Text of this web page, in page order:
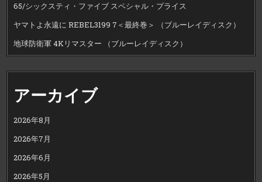
65/シックスティ・ファイブ スペシャル・プライス
ヤマトよ永遠に REBEL3199 7＜最終巻＞ （ブルーレイディスク）
地球防衛軍 4Kリマスター （ブルーレイディスク）
アーカイブ
2026年8月
2026年7月
2026年6月
2026年5月